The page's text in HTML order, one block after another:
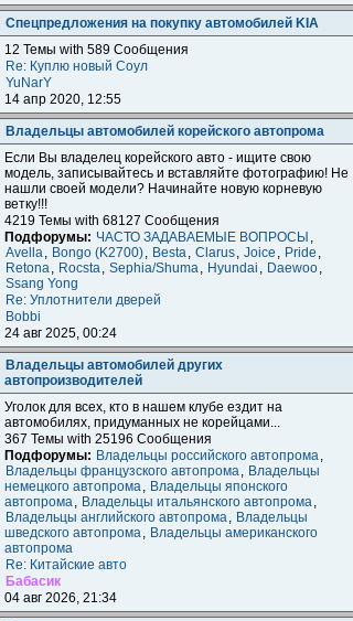
Спецпредложения на покупку автомобилей KIA
12 Темы with 589 Сообщения
Re: Куплю новый Соул
YuNarY
14 апр 2020, 12:55
Владельцы автомобилей корейского автопрома
Если Вы владелец корейского авто - ищите свою
модель, записывайтесь и вставляйте фотографию! Не
нашли своей модели? Начинайте новую корневую
ветку!!!
4219 Темы with 68127 Сообщения
Подфорумы: ЧАСТО ЗАДАВАЕМЫЕ ВОПРОСЫ ,
Avella, Bongo (K2700), Besta, Clarus, Joice , Pride ,
Retona, Rocsta, Sephia/Shuma, Hyundai , Daewoo,
Ssang Yong
Re: Уплотнители дверей
Bobbi
24 авг 2025, 00:24
Владельцы автомобилей других
автопроизводителей
Уголок для всех, кто в нашем клубе ездит на
автомобилях, придуманных не корейцами...
367 Темы with 25196 Сообщения
Подфорумы: Владельцы российского автопрома,
Владельцы французского автопрома, Владельцы
немецкого автопрома, Владельцы японского
автопрома, Владельцы итальянского автопрома,
Владельцы английского автопрома, Владельцы
шведского автопрома, Владельцы американского
автопрома
Re: Китайские авто
Бабасик
04 авг 2026, 21:34